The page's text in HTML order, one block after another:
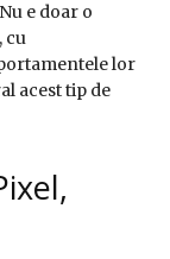
e doar o
cu
lor
acest tip de